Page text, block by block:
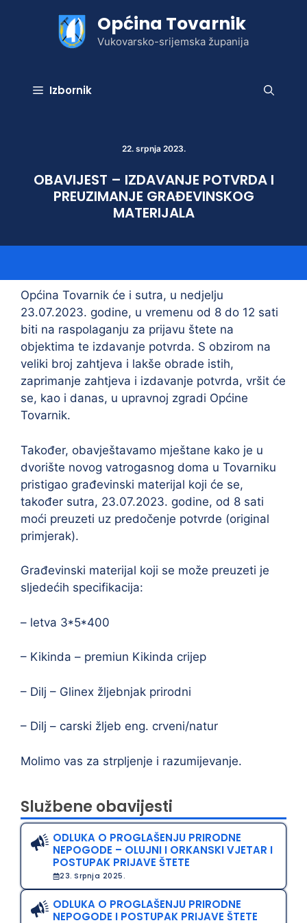
Općina Tovarnik
Vukovarsko-srijemska županija
Izbornik
22. srpnja 2023.
OBAVIJEST – IZDAVANJE POTVRDA I
PREUZIMANJE GRAĐEVINSKOG
MATERIJALA
Općina Tovarnik će i sutra, u nedjelju
23.07.2023. godine, u vremenu od 8 do 12 sati
biti na raspolaganju za prijavu štete na
objektima te izdavanje potvrda. S obzirom na
veliki broj zahtjeva i lakše obrade istih,
zaprimanje zahtjeva i izdavanje potvrda, vršit će
se, kao i danas, u upravnoj zgradi Općine
Tovarnik.
Također, obavještavamo mještane kako je u
dvorište novog vatrogasnog doma u Tovarniku
pristigao građevinski materijal koji će se,
također sutra, 23.07.2023. godine, od 8 sati
moći preuzeti uz predočenje potvrde (original
primjerak).
Građevinski materijal koji se može preuzeti je
sljedećih specifikacija:
– letva 3*5*400
– Kikinda – premiun Kikinda crijep
– Dilj – Glinex žljebnjak prirodni
– Dilj – carski žljeb eng. crveni/natur
Molimo vas za strpljenje i razumijevanje.
Službene obavijesti
ODLUKA O PROGLAŠENJU PRIRODNE
NEPOGODE – OLUJNI I ORKANSKI VJETAR I
POSTUPAK PRIJAVE ŠTETE
23. Srpnja 2025.
ODLUKA O PROGLAŠENJU PRIRODNE
NEPOGODE I POSTUPAK PRIJAVE ŠTETE